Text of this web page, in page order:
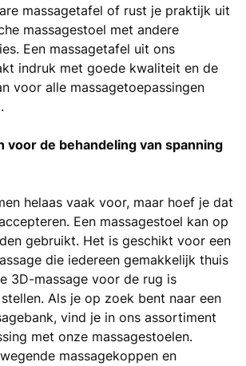
massagetafel of rust je praktijk uit
massagestoel met andere
Een massagetafel uit ons
indruk met goede kwaliteit en de
voor alle massagetoepassingen
voor de behandeling van spanning
helaas vaak voor, maar hoef je dat
Een massagestoel kan op
gebruikt. Het is geschikt voor een
die iedereen gemakkelijk thuis
3D-massage voor de rug is
Als je op zoek bent naar een
vind je in ons assortiment
met onze massagestoelen.
massagekoppen en